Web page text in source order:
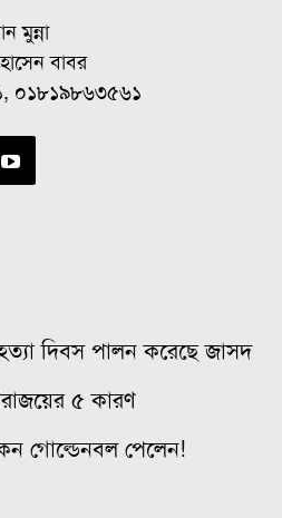
মুন্না
বাবর
০১৮১৯৮৬৩৫৬১
দিবস পালন করেছে জাসদ
৫ কারণ
গোল্ডেনবল পেলেন!